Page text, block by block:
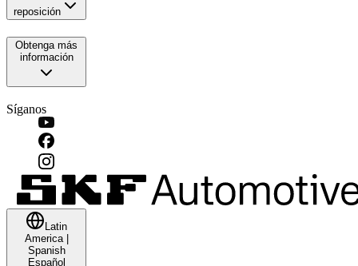
reposición
Obtenga más
información
Síganos
Latin
America|
Spanish
Español